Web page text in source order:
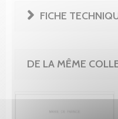
FICHE
DE LA MÊME